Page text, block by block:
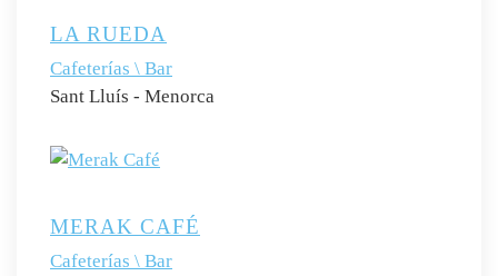
LA RUEDA
Cafeterías \ Bar
Sant Lluís - Menorca
MERAK CAFÉ
Cafeterías \ Bar